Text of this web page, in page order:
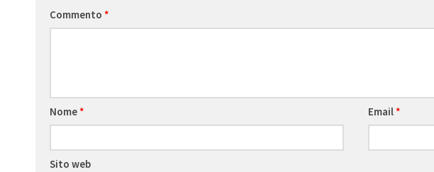
Commento *
Nome* Email*
Sito web